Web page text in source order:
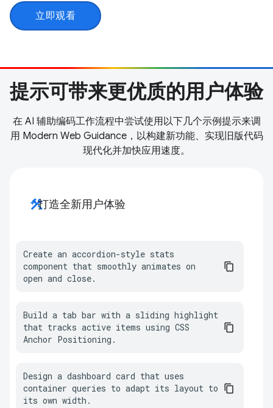
立即观看
提示可带来更优质的用户体验
在 AI 辅助编码工作流程中尝试使用以下几个示例提示来调
用 Modern Web Guidance，以构建新功能、实现旧版代码
现代化并加快应用速度。
construction打造全新用户体验
Create an accordion-style stats
component that smoothly animates on
open and close.
Build a tab bar with a sliding highlight
that tracks active items using CSS
Anchor Positioning.
Design a dashboard card that uses
container queries to adapt its layout to
its own width.